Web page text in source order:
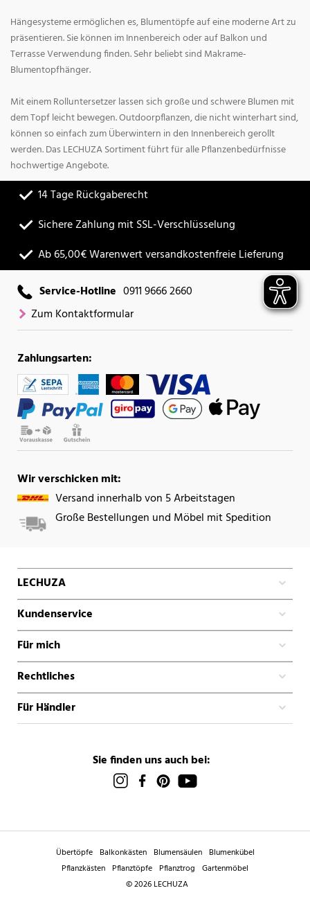
Hängesysteme ermöglichen es, Blumentöpfe auf eine moderne Art zu
präsentieren. Sie können im Innenbereich oder auf Balkon und
Terrasse Verwendung finden. Sehr beliebt sind Makrame-
Blumentopfhänger.
Mit einem Rolluntersetzer lassen sich große und schwere Blumen mit
dem Topf leicht bewegen. Outdoorpflanzen, die nicht winterhart sind,
können so einfach zum Überwintern in den Innenbereich gerollt
werden. Das LECHUZA Sortiment führt für alle Pflanzenbedürfnisse
hochwertige Angebote.
14 Tage Rückgaberecht
Sichere Zahlung mit SSL-Verschlüsselung
Ab 65,00€ Warenwert versandkostenfreie Lieferung
Service-Hotline 0911 9666 2660
Zum Kontaktformular
Zahlungsarten:
Wir verschicken mit:
Versand innerhalb von 5 Arbeitstagen
Große Bestellungen und Möbel mit Spedition
LECHUZA
Kundenservice
Für mich
Rechtliches
Für Händler
Sie finden uns auch bei:
Übertöpfe Balkonkästen Blumensäulen Blumenkübel
Pflanzkästen Pflanztöpfe Pflanztrog Gartenmöbel
© 2026 LECHUZA